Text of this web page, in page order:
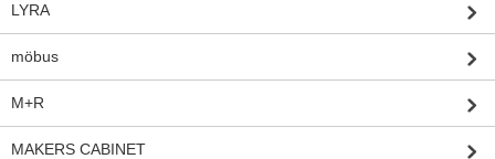
LYRA
möbus
M+R
MAKERS CABINET